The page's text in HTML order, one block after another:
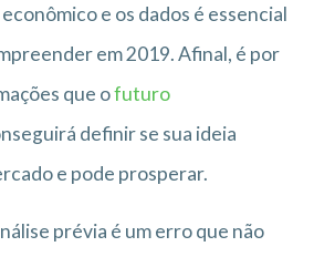
e os dados é essencial
em 2019. Afinal, é por
que ofuturo
definir se sua ideia
e pode prosperar.
prévia é um erro que não